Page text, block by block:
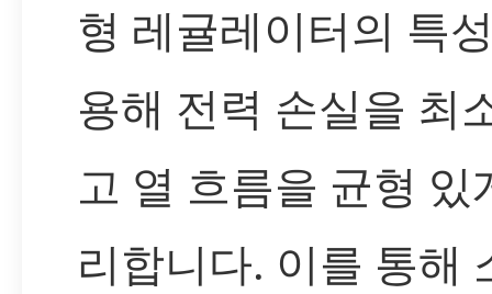
형 레귤레이터의 특
용해 전력 손실을 최
고 열 흐름을 균형 있
리합니다. 이를 통해